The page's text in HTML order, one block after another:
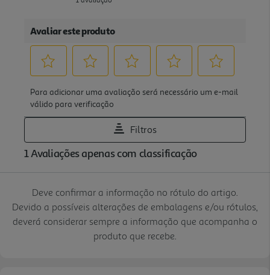
Deve confirmar a informação no rótulo do artigo.
Devido a possíveis alterações de embalagens e/ou rótulos,
deverá considerar sempre a informação que acompanha o
produto que recebe.